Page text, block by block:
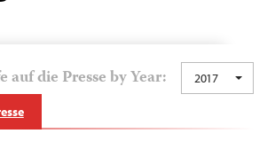
auf die Presse by Year: 2017